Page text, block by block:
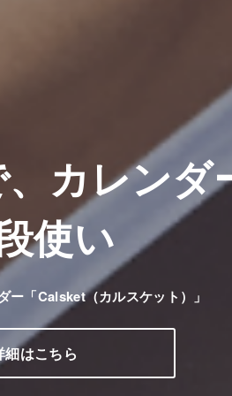
カレンダ
使い
「Calsket（カルスケット）」
細はこちら